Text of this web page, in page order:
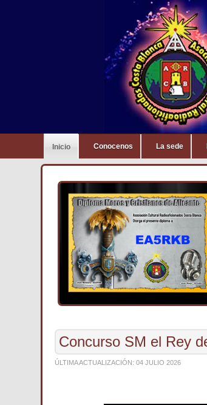
Inicio Conocenos La sede
Concurso SM el Rey
ÚLTIMA ACTUALIZACIÓN: 04 JULIO 2026